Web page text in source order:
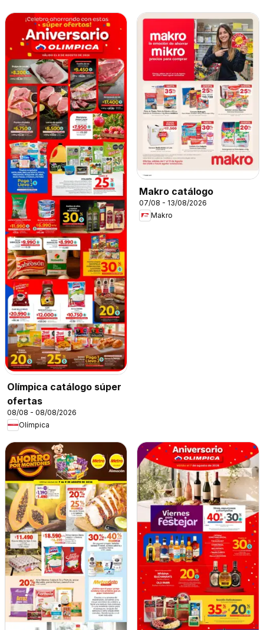
Olímpica catálogo súper
ofertas
08/08 - 08/08/2026
Olímpica
Makro catálogo
07/08 - 13/08/2026
Makro